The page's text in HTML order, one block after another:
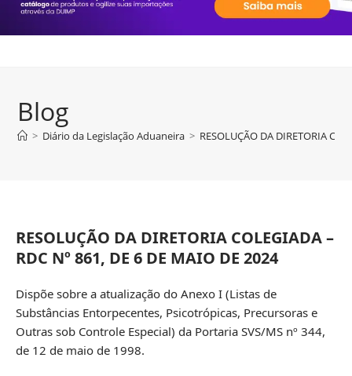
Blog
> Diário da Legislação Aduaneira > RESOLUÇÃO DA DIRETORIA
RESOLUÇÃO DA DIRETORIA COLEGIADA –
RDC Nº 861, DE 6 DE MAIO DE 2024
Dispõe sobre a atualização do Anexo I (Listas de
Substâncias Entorpecentes, Psicotrópicas, Precursoras e
Outras sob Controle Especial) da Portaria SVS/MS nº 344,
de 12 de maio de 1998.